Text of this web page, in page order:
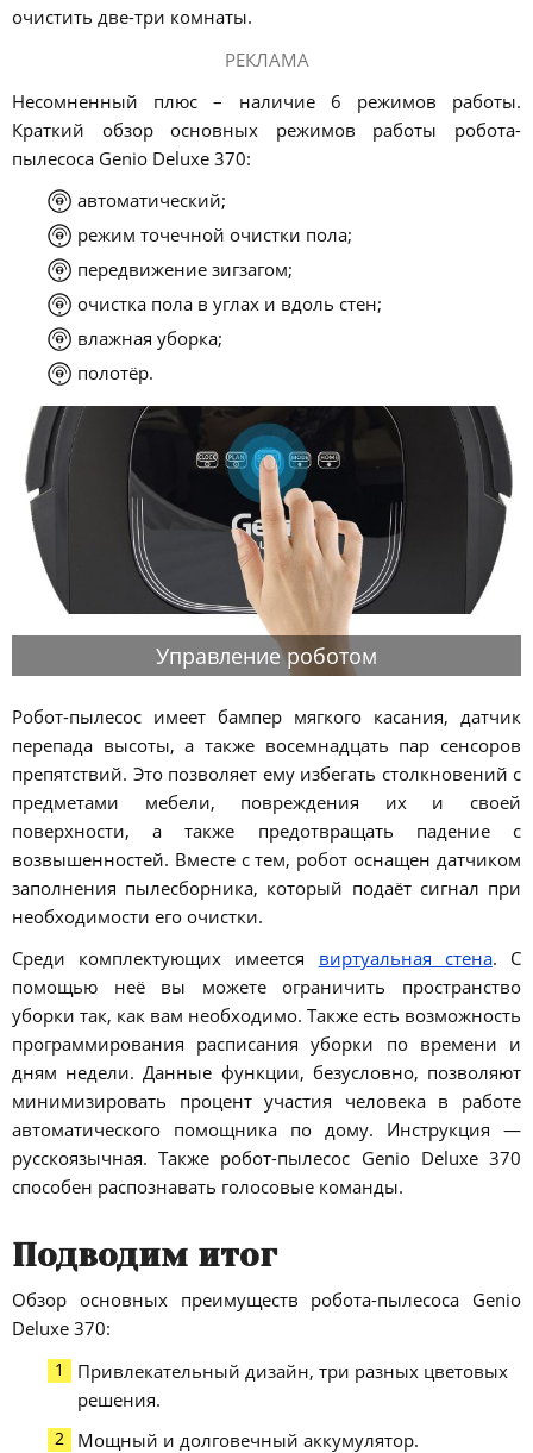
очистить две-три комнаты.
РЕКЛАМА
Несомненный плюс – наличие 6 режимов работы.
Краткий обзор основных режимов работы робота-
пылесоса Genio Deluxe 370:
автоматический;
режим точечной очистки пола;
передвижение зигзагом;
очистка пола в углах и вдоль стен;
влажная уборка;
полотёр.
Управление роботом
Робот-пылесос имеет бампер мягкого касания, датчик
перепада высоты, а также восемнадцать пар сенсоров
препятствий. Это позволяет ему избегать столкновений с
предметами мебели, повреждения их и своей
поверхности, а также предотвращать падение с
возвышенностей. Вместе с тем, робот оснащен датчиком
заполнения пылесборника, который подаёт сигнал при
необходимости его очистки.
Среди комплектующих имеется виртуальная стена. С
помощью неё вы можете ограничить пространство
уборки так, как вам необходимо. Также есть возможность
программирования расписания уборки по времени и
дням недели. Данные функции, безусловно, позволяют
минимизировать процент участия человека в работе
автоматического помощника по дому. Инструкция —
русскоязычная. Также робот-пылесос Genio Deluxe 370
способен распознавать голосовые команды.
Подводим итог
Обзор основных преимуществ робота-пылесоса Genio
Deluxe 370:
Привлекательный дизайн, три разных цветовых
решения.
Мощный и долговечный аккумулятор.